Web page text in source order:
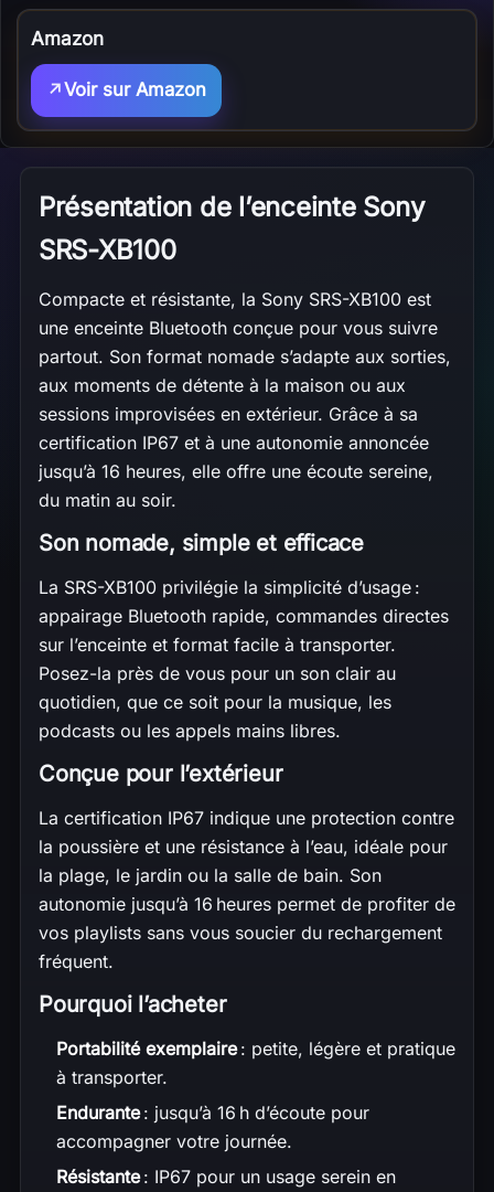
Amazon
Voir sur Amazon
Présentation de l’enceinte Sony
SRS-XB100
Compacte et résistante, la Sony SRS-XB100 est
une enceinte Bluetooth conçue pour vous suivre
partout. Son format nomade s’adapte aux sorties,
aux moments de détente à la maison ou aux
sessions improvisées en extérieur. Grâce à sa
certification IP67 et à une autonomie annoncée
jusqu’à 16 heures, elle offre une écoute sereine,
du matin au soir.
Son nomade, simple et efficace
La SRS-XB100 privilégie la simplicité d’usage :
appairage Bluetooth rapide, commandes directes
sur l’enceinte et format facile à transporter.
Posez-la près de vous pour un son clair au
quotidien, que ce soit pour la musique, les
podcasts ou les appels mains libres.
Conçue pour l’extérieur
La certification IP67 indique une protection contre
la poussière et une résistance à l’eau, idéale pour
la plage, le jardin ou la salle de bain. Son
autonomie jusqu’à 16 heures permet de profiter de
vos playlists sans vous soucier du rechargement
fréquent.
Pourquoi l’acheter
Portabilité exemplaire: petite, légère et pratique
à transporter.
Endurante: jusqu’à 16 h d’écoute pour
accompagner votre journée.
Résistante: IP67 pour un usage serein en